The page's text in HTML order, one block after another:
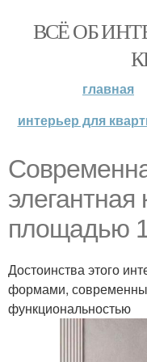
ВСЁ ОБ
главная
интерьер для
элегантная
площадью
Достоинства этого
формами,
функциональностью